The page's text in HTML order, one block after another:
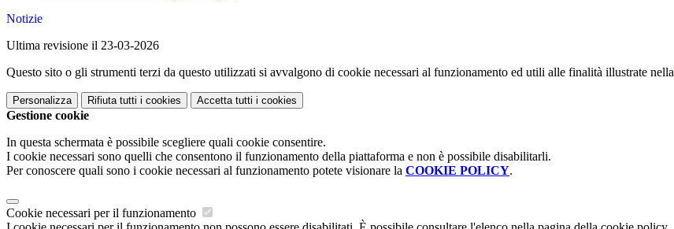
Notizie
Ultima revisione il 23-03-2026
Questo sito o gli strumenti terzi da questo utilizzati si avvalgono di cookie necessari al funzionamento ed utili alle finalità illustrate nella
Personalizza Rifiuta tutti i cookies Accetta tutti i cookies
Gestione cookie
In questa schermata è possibile scegliere quali cookie consentire.
I cookie necessari sono quelli che consentono il funzionamento della piattaforma e non è possibile disabilitarli.
Per conoscere quali sono i cookie necessari al funzionamento potete visionare la COOKIE POLICY.
Cookie necessari per il funzionamento